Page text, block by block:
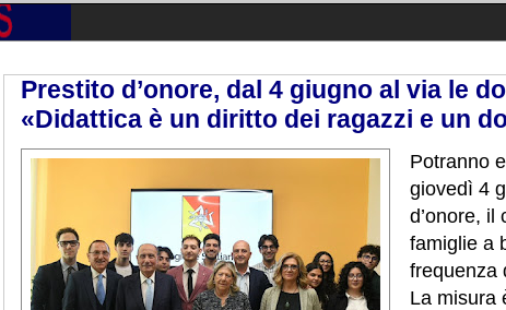
37
Prestito d’onore, dal 4 giugno al via le
«Didattica è un diritto dei ragazzi e un
Potranno
giovedì 4
d’onore, il
famiglie a
frequenza
La misura